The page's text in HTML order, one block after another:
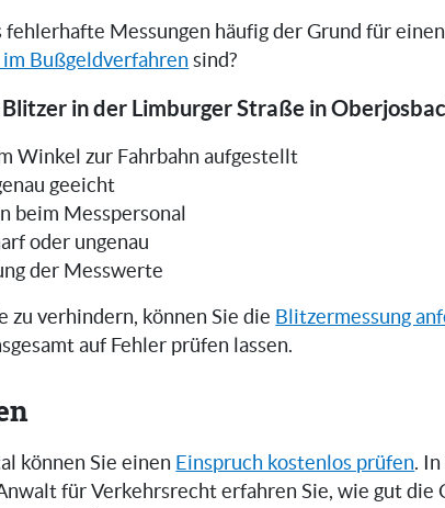
fehlerhafte Messungen häufig der Grund für einen
im Bußgeldverfahren sind?
in der Limburger Straße in
Winkel zur Fahrbahn aufgestellt
geeicht
beim Messpersonal
oder ungenau
der Messwerte
zu verhindern, können Sie die Blitzermessung
auf Fehler prüfen lassen.
können Sie einen Einspruch kostenlos prüfen.
für Verkehrsrecht erfahren Sie, wie gut die